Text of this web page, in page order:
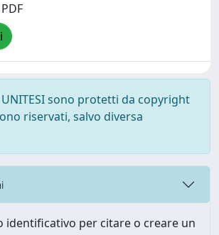
sono protetti da copyright
riservati, salvo diversa
identificativo per citare o creare un